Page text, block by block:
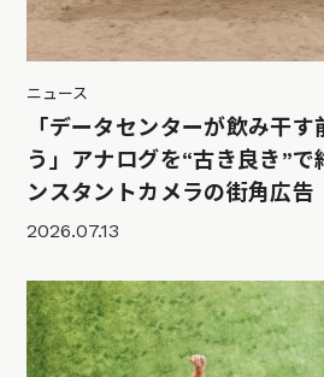
ニュース
「データセンターが飲み干
う」アナログを“古き良き”で
ンスタントカメラの街角広告
2026.07.13